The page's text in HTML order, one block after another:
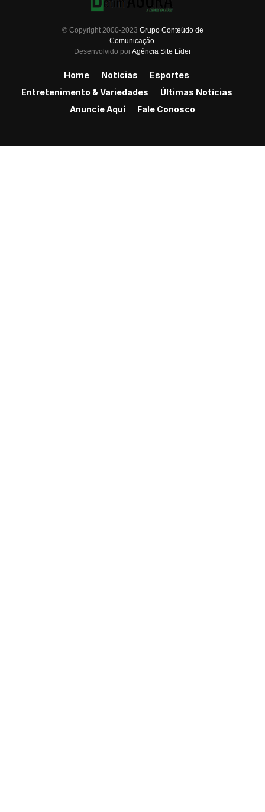
© Copyright 2000-2023 Grupo Conteúdo de
Comunicação.
Desenvolvido porAgência Site Líder
Home Notícias
Esportes
Entretenimento & Variedades
Últimas Notícias
Anuncie Aqui
Fale Conosco